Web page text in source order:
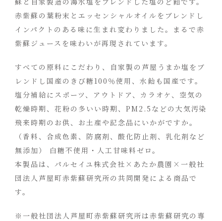
赤紫蘇の葉粉末とエッセンシャルオイルをブレンドし
インパクトのある味に生まれ変わりました。まるで赤
紫蘇ジュースを味わいが再現されています。
すべての原料にこだわり、自家製の芦屋うまか塩をブ
レンドし国産のきび糖100％使用、水飴も国産です。
塩分補給にスポーツ、アウトドア、カラオケ、空気の
乾燥時期、花粉の多いい時期、PM2.5などの大気汚染
飛来時期のお供、お土産や記念品にいかがですか。
（香料、合成色素、防腐剤、酸化防止剤、乳化剤など
無添加） 白糖不使用・人工甘味料ゼロ。
本製品は、パルセイユ株式会社×あたか農園×一般社
団法人芦屋町赤紫蘇研究所の共同開発による商品で
す。
※一般社団法人芦屋町赤紫蘇研究所は赤紫蘇研究の専